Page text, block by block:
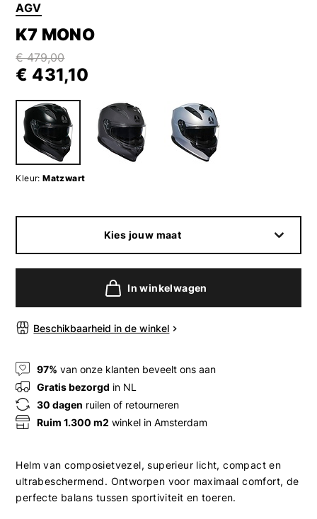
AGV
K7 MONO
€ 479,00
€ 431,10
Kleur: Matzwart
Kies jouw maat
In winkelwagen
Beschikbaarheid in de winkel
97% van onze klanten beveelt ons aan
Gratis bezorgd in NL
30 dagen ruilen of retourneren
Ruim 1.300 m2 winkel in Amsterdam
Helm van composietvezel, superieur licht, compact en
ultrabeschermend. Ontworpen voor maximaal comfort, de
perfecte balans tussen sportiviteit en toeren.